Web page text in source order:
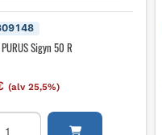
Sigyn 50 R
(alv 25,5%)